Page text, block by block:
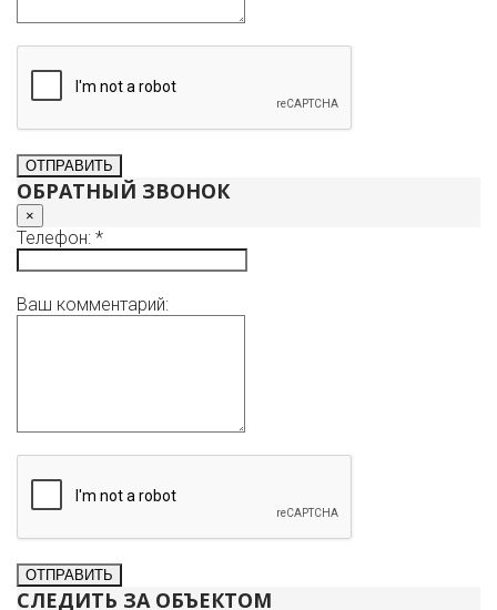
ОБРАТНЫЙ ЗВОНОК
×
Телефон: *
Ваш комментарий:
СЛЕДИТЬ ЗА ОБЪЕКТОМ